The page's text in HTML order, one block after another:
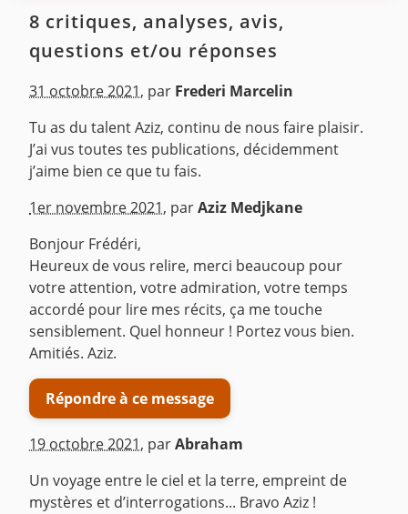
8 critiques, analyses, avis,
questions et/ou réponses
31 octobre 2021, par Frederi Marcelin
Tu as du talent Aziz, continu de nous faire plaisir.
J’ai vus toutes tes publications, décidemment
j’aime bien ce que tu fais.
^
1er novembre 2021, parAziz Medjkane
Bonjour Frédéri,
Heureux de vous relire, merci beaucoup pour
votre attention, votre admiration, votre temps
accordé pour lire mes récits, ça me touche
sensiblement. Quel honneur ! Portez vous bien.
Amitiés. Aziz.
Répondre à ce message
19 octobre 2021, parAbraham
Un voyage entre le ciel et la terre, empreint de
mystères et d’interrogations... Bravo Aziz !